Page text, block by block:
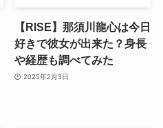
【RISE】那須川龍心は今日
好きで彼女が出来た？身長
や経歴も調べてみた
2025年2月3日